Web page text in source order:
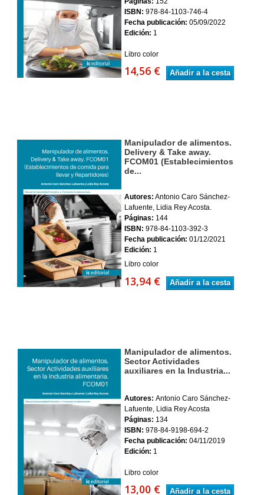
ISBN: 978-84-1103-746-4
Fecha publicación: 05/09/2022
Edición: 1
Libro color
14,56 € Añadir a la cesta
Manipulador de alimentos.
Delivery & Take away.
FCOM01 (Establecimientos
de...
Autores: Antonio Caro Sánchez-
Lafuente, Lidia Rey Acosta.
Páginas: 144
ISBN: 978-84-1103-392-3
Fecha publicación: 01/12/2021
Edición: 1
Libro color
13,94 € Añadir a la cesta
Manipulador de alimentos.
Sector Actividades
auxiliares en la Industria...
Autores: Antonio Caro Sánchez-
Lafuente, Lidia Rey Acosta
Páginas: 134
ISBN: 978-84-9198-694-2
Fecha publicación: 04/11/2019
Edición: 1
Libro color
13,00 € Añadir a la cesta